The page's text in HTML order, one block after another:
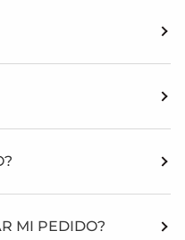
MI PEDIDO?